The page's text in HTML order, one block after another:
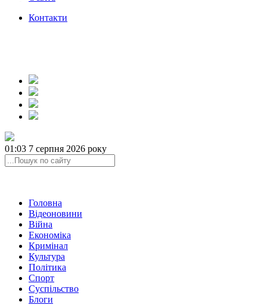
Контакти
01:03 7 серпня 2026 року
Головна
Відеоновини
Війна
Економіка
Кримінал
Культура
Політика
Спорт
Суспільство
Блоги